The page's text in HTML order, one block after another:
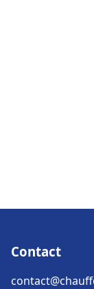
Contact